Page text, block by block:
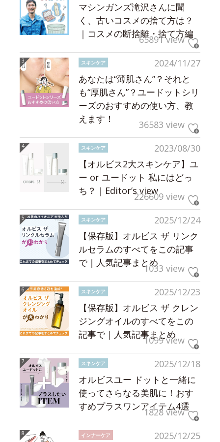
マシンガンズ滝沢さんに聞
く、古いコスメの捨て方は？
｜コスメの断捨離・捨て方編
65891 view
2024/11/27
スキンケア
あなたは“薄肌さん”？それと
も“厚肌さん”？ユードットシリ
ーズのおすすめの使い方、教
えます！
36583 view
2023/08/30
スキンケア
【オルビス2大スキンケア】ユ
ー or ユードット 私にはどっ
ち？｜Editor’s view226609 view
2025/12/24
スキンケア
【保存版】オルビス ザ リンク
ルセラムのすべてをこの記事
で｜人気記事まとめ1033 view
2025/12/23
スキンケア
【保存版】オルビス ザ クレン
ジングオイルのすべてをこの
記事で｜人気記事まとめ
1099 view
2025/12/18
スキンケア
オルビスユー ドットと一緒に
使ってさらなる美肌に！おす
すめプラスワンアイテム4選
1828 view
2025/12/25
インナーケア